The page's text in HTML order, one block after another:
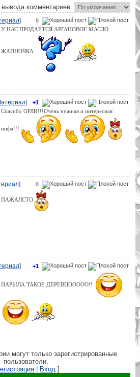
комментариев:
0
]
У НАС ПРОДАЕТСЯ АРГАНОВОЕ МАСЛО
ЖАННОЧКА
+1
]
Спасибо ОРЛИ!!!Очень нужная и интересная
инфа!!!
0
]
ПАЖАЛСТО
+1
]
НАРЫЛА ТАКОЕ ДЕРЕВЦООООО!!
могут только зарегистрированные
пользователи.
| Вход ]